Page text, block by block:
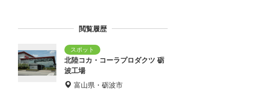
閲覧履歴
北陸コカ・コーラプロダクツ 砺
波工場
富山県・砺波市